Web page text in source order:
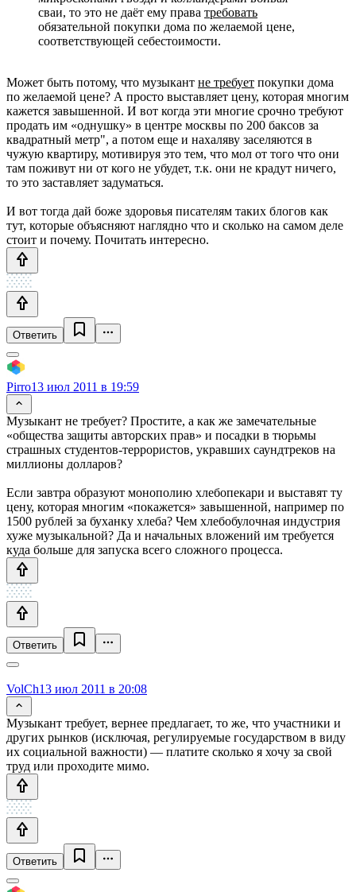
сваи, то это не даёт ему права требовать
обязательной покупки дома по желаемой цене,
соответствующей себестоимости.
Может быть потому, что музыкант не требует покупки дома
по желаемой цене? А просто выставляет цену, которая многим
кажется завышенной. И вот когда эти многие срочно требуют
продать им «однушку» в центре москвы по 200 баксов за
квадратный метр", а потом еще и нахаляву заселяются в
чужую квартиру, мотивируя это тем, что мол от того что они
там поживут ни от кого не убудет, т.к. они не крадут ничего,
то это заставляет задуматься.
И вот тогда дай боже здоровья писателям таких блогов как
тут, которые объясняют наглядно что и сколько на самом деле
стоит и почему. Почитать интересно.
Ответить
Pirro13 июл 2011 в 19:59
Музыкант не требует? Простите, а как же замечательные
«общества защиты авторских прав» и посадки в тюрьмы
страшных студентов-террористов, укравших саундтреков на
миллионы долларов?
Если завтра образуют монополию хлебопекари и выставят ту
цену, которая многим «покажется» завышенной, например по
1500 рублей за буханку хлеба? Чем хлебобулочная индустрия
хуже музыкальной? Да и начальных вложений им требуется
куда больше для запуска всего сложного процесса.
Ответить
VolCh13 июл 2011 в 20:08
Музыкант требует, вернее предлагает, то же, что участники и
других рынков (исключая, регулируемые государством в виду
их социальной важности) — платите сколько я хочу за свой
труд или проходите мимо.
Ответить